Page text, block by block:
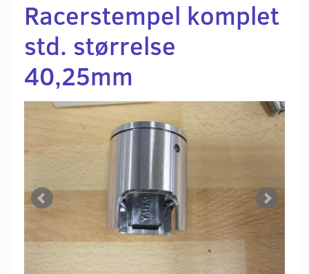
Racerstempel komplet
std. størrelse
40,25mm